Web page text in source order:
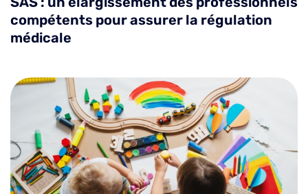
compétents pour assurer la régulation
médicale